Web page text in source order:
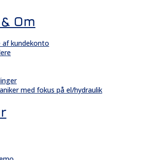
Om
kundekonto
med fokus på el/hydraulik